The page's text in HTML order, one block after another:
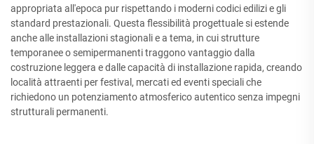
appropriata all'epoca pur rispettando i moderni codici edilizi e gli
standard prestazionali. Questa flessibilità progettuale si estende
anche alle installazioni stagionali e a tema, in cui strutture
temporanee o semipermanenti traggono vantaggio dalla
costruzione leggera e dalle capacità di installazione rapida, creando
località attraenti per festival, mercati ed eventi speciali che
richiedono un potenziamento atmosferico autentico senza impegni
strutturali permanenti.